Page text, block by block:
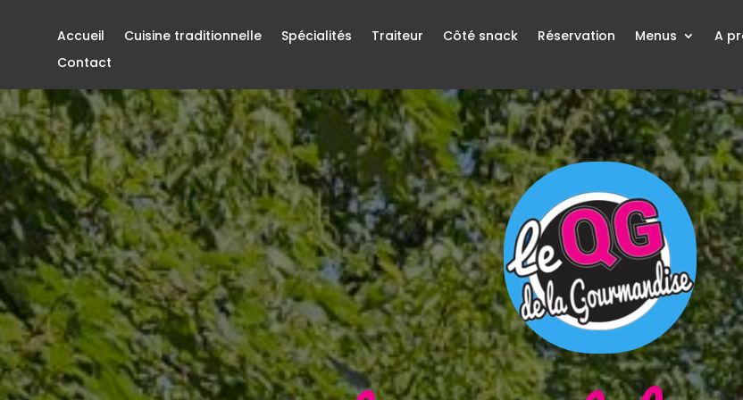
Accueil Cuisine traditionnelle Spécialités Traiteur Côté snack Réservation Menus A
Contact